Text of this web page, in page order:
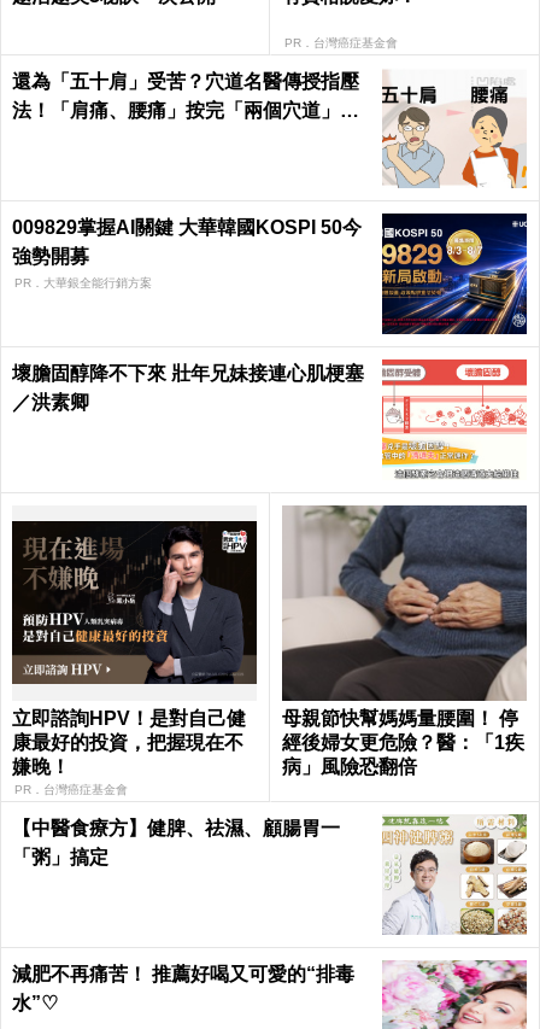
PR．台灣癌症基金會
還為「五十肩」受苦？穴道名醫傳授指壓
法！「肩痛、腰痛」按完「兩個穴道」從
009829掌握AI關鍵 大華韓國KOSPI 50今
強勢開募
PR．大華銀全能行銷方案
壞膽固醇降不下來 壯年兄妹接連心肌梗塞
／洪素卿
立即諮詢HPV！是對自己健
康最好的投資，把握現在不
嫌晚！
PR．台灣癌症基金會
母親節快幫媽媽量腰圍！ 停
經後婦女更危險？醫：「1疾
病」風險恐翻倍
【中醫食療方】健脾、祛濕、顧腸胃一
「粥」搞定
減肥不再痛苦！ 推薦好喝又可愛的“排毒
水”♡